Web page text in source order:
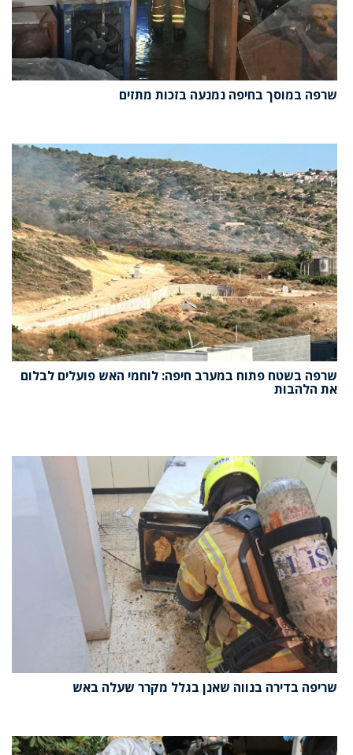
שרפה במוסך בחיפה נמנעה בזכות מתזים
שרפה בשטח פתוח במערב חיפה: לוחמי האש פועלים לבלום
את הלהבות
שריפה בדירה בנווה שאנן בגלל מקרר שעלה באש